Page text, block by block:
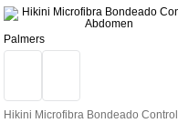
Palmers
Hikini Microfibra Bondeado Control